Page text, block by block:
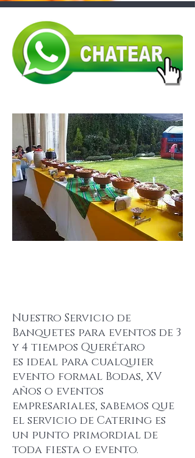
Nuestro Servicio de
Banquetes para eventos de 3
y 4 tiempos Querétaro
es ideal para cualquier
evento formal Bodas, XV
años o eventos
empresariales, sabemos que
el servicio de Catering es
un punto primordial de
toda fiesta o evento.